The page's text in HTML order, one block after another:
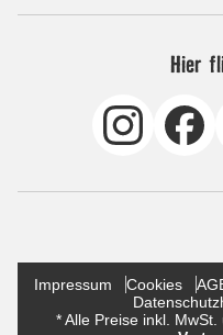
Hier
Impressum Cookies
* Alle Preise inkl.